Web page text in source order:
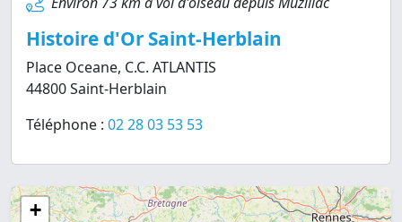
Histoire d'Or Saint-Herblain
Place Oceane, C.C. ATLANTIS
44800 Saint-Herblain
Téléphone : 02 28 03 53 53
+